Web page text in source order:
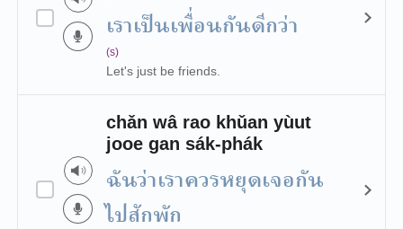
เราเป็นเพื่อนกันดีกว่า
(s)
Let's just be friends.
chǎn wâ rao khǔan yùut
jooe gan sák-phák
ฉันว่าเราควรหยุดเจอกัน
ไปสักพัก